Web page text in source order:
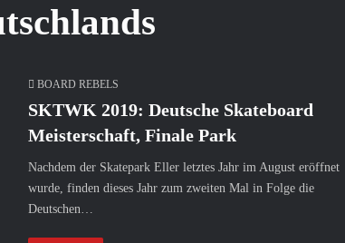
BOARD REBELS
SKTWK 2019: Deutsche Skateboard
Meisterschaft, Finale Park
Nachdem der Skatepark Eller letztes Jahr im August eröffnet
wurde, finden dieses Jahr zum zweiten Mal in Folge die
Deutschen…